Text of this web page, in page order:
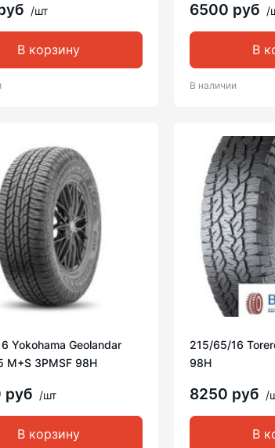
/шт
В корзину
6500 руб /
В
В наличии
Yokohama Geolandar
M+S 3PMSF 98H
руб /шт
В корзину
215/65/16
98H
8250 руб /
В